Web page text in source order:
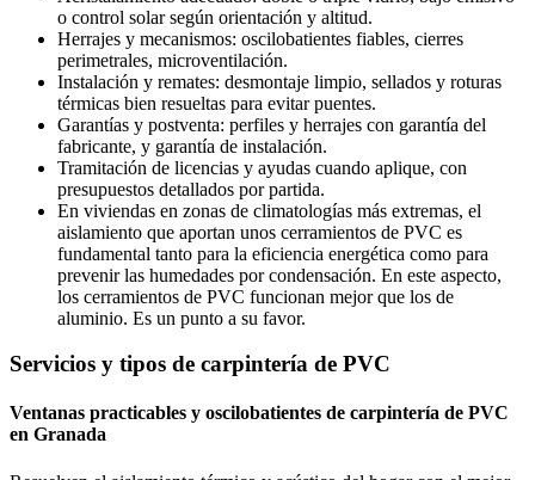
o control solar según orientación y altitud.
Herrajes y mecanismos: oscilobatientes fiables, cierres
perimetrales, microventilación.
Instalación y remates: desmontaje limpio, sellados y roturas
térmicas bien resueltas para evitar puentes.
Garantías y postventa: perfiles y herrajes con garantía del
fabricante, y garantía de instalación.
Tramitación de licencias y ayudas cuando aplique, con
presupuestos detallados por partida.
En viviendas en zonas de climatologías más extremas, el
aislamiento que aportan unos cerramientos de PVC es
fundamental tanto para la eficiencia energética como para
prevenir las humedades por condensación. En este aspecto,
los cerramientos de PVC funcionan mejor que los de
aluminio. Es un punto a su favor.
Servicios y tipos de carpintería de PVC
Ventanas practicables y oscilobatientes de carpintería de PVC
en Granada